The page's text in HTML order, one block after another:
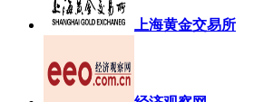
上海黄金交易所